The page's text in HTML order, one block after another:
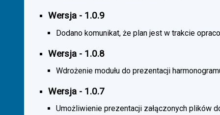
Wersja - 1.0.9
Dodano komunikat, że plan jest w trakcie
Wersja - 1.0.8
Wdrożenie modułu do prezentacji
Wersja - 1.0.7
Umożliwienie prezentacji załączonych plików